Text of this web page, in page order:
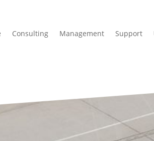
Consulting Management Support